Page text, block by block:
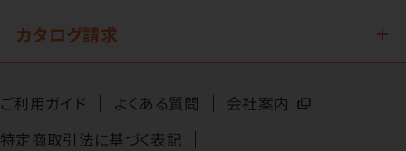
カタログ請求
ご利用ガイド よくある質問
会社案内
特定商取引法に基づく表記